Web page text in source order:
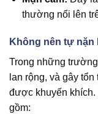
thường nổi lên
Không nên tự nặn
Trong những
lan rộng, và gây
được khuyến khích.
gồm: